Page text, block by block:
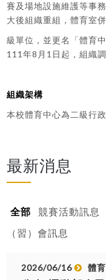
賽及場地設施維護等事
大後組織重組，體育室
級單位，並更名「體育
111年8月1日起，組織
組織架構
本校體育中心為二級行政
最新消息
全部 競賽活動訊息
（習）會訊息
2026/06/16 體